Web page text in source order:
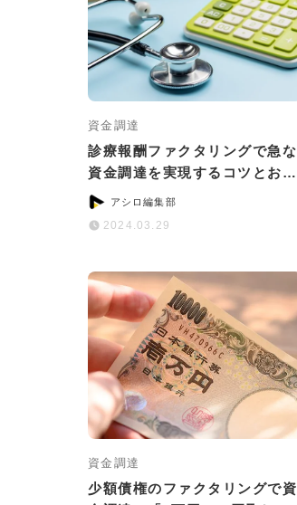
資金調達
診療報酬ファクタリングで急な
資金調達を実現するコツとおす
すめサービス
アシロ編集部
2024.03.29
資金調達
少額債権のファクタリングで資